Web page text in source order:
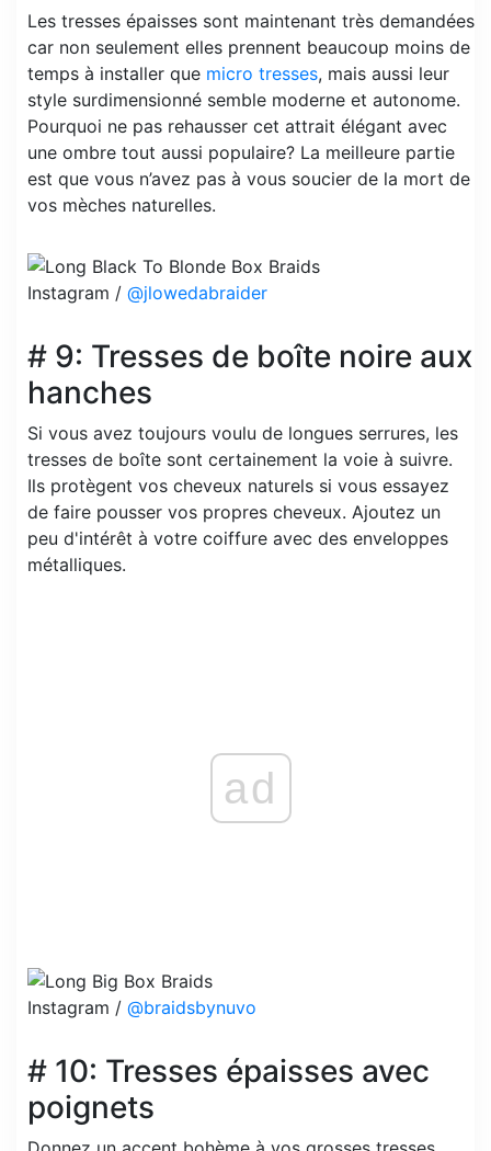
Les tresses épaisses sont maintenant très demandées
car non seulement elles prennent beaucoup moins de
temps à installer que micro tresses, mais aussi leur
style surdimensionné semble moderne et autonome.
Pourquoi ne pas rehausser cet attrait élégant avec
une ombre tout aussi populaire? La meilleure partie
est que vous n’avez pas à vous soucier de la mort de
vos mèches naturelles.
Instagram / @jlowedabraider
# 9: Tresses de boîte noire aux
hanches
Si vous avez toujours voulu de longues serrures, les
tresses de boîte sont certainement la voie à suivre.
Ils protègent vos cheveux naturels si vous essayez
de faire pousser vos propres cheveux. Ajoutez un
peu d'intérêt à votre coiffure avec des enveloppes
métalliques.
ad
Instagram / @braidsbynuvo
# 10: Tresses épaisses avec
poignets